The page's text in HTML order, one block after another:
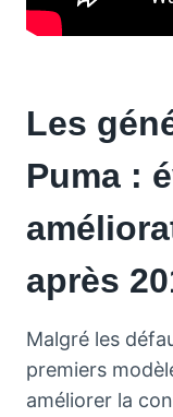
Les
Puma :
après
Malgré les
premiers
améliorer la